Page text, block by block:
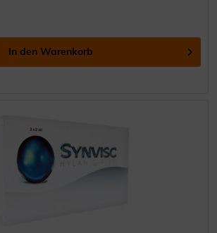
In den Warenkorb